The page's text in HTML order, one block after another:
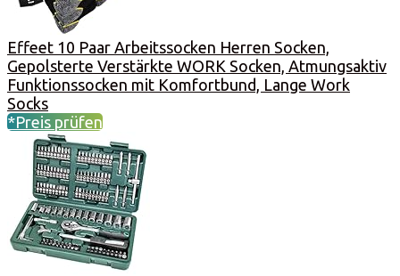
Effeet 10 Paar Arbeitssocken Herren Socken,
Gepolsterte Verstärkte WORK Socken, Atmungsaktiv
Funktionssocken mit Komfortbund, Lange Work
Socks
*Preis prüfen